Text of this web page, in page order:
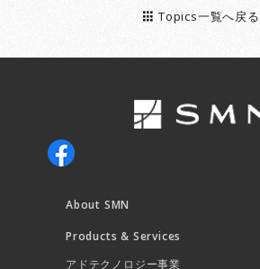
Topics一覧へ戻る
About SMN
Products & Services
アドテクノロジー事業